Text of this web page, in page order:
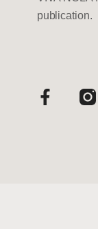
publication.